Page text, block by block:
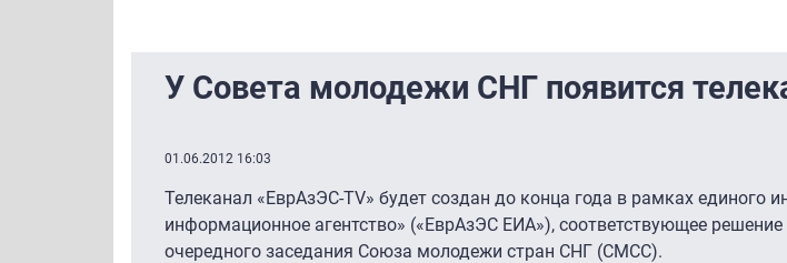
У Совета молодежи СНГ появится
01.06.2012 16:03
Телеканал «ЕврАзЭС-TV» будет создан до конца года в рамках единого
информационное агентство» («ЕврАзЭС ЕИА»), соответствующее
очередного заседания Союза молодежи стран СНГ (СМСС).